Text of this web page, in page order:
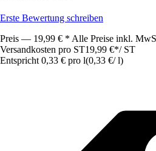
Erste Bewertung schreiben
Preis — 19,99 € * Alle Preise inkl.
Versandkosten pro ST19,99 €*/ ST
Entspricht 0,33 € pro l(0,33 €/ l)